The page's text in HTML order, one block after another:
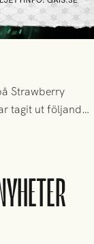
Strawberry
tagit ut följande